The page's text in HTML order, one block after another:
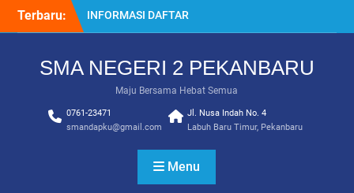
Terbaru:
INFORMASI DAFTAR
ULANG SPMB 2025-2026
KELAS 12 TAHUN
SISTEM PENERIMAAN
MURID BARU (SPMB) 2025-
2026
Juara MTQ Kota Pekanbaru
INFORMASI DAFTAR
SMA NEGERI 2 PEKANBARU
Maju Bersama Hebat Semua
0761-23471
smandapku@gmail.com
Jl. Nusa Indah No. 4
Labuh Baru Timur, Pekanbaru
Menu